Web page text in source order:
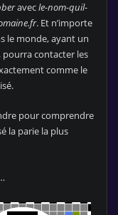
avecle-nom-quil-
. Et n’importe
le monde, ayant un
contacter les
comme le
pour comprendre
la parie la plus